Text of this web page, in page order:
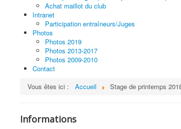
Achat maillot du club
Intranet
Participation entraîneurs/Juges
Photos
Photos 2019
Photos 2013-2017
Photos 2009-2010
Contact
Vous êtes ici :
Accueil Stage de printemps
Informations